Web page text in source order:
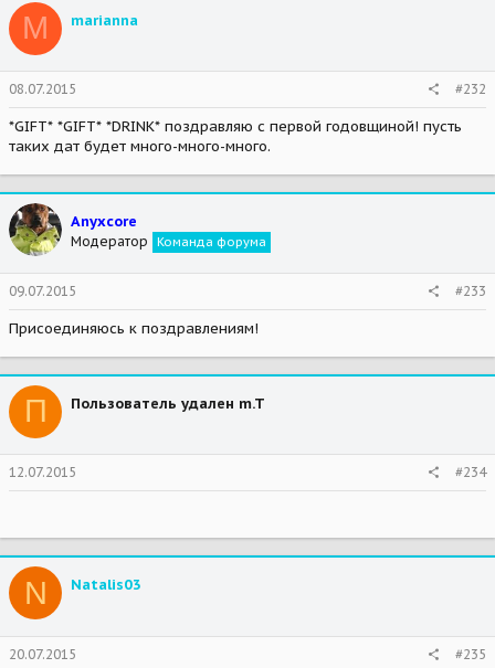
M marianna
08.07.2015 #232
*GIFT* *GIFT* *DRINK* поздравляю с первой годовщиной! пусть
таких дат будет много-много-много.
Anyxcore
Модератор Команда форума
09.07.2015 #233
Присоединяюсь к поздравлениям!
П Пользователь удален m.T
12.07.2015 #234
N Natalis03
20.07.2015 #235